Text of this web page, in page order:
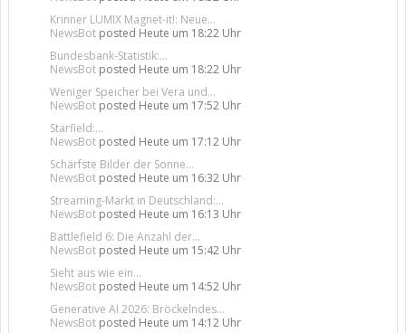
Krinner LUMIX Magnet-it!: Neue...
NewsBot posted Heute um 18:22 Uhr
Bundesbank-Statistik:...
NewsBot posted Heute um 18:22 Uhr
Weniger Speicher bei Vera und...
NewsBot posted Heute um 17:52 Uhr
Starfield:...
NewsBot posted Heute um 17:12 Uhr
Schärfste Bilder der Sonne...
NewsBot posted Heute um 16:32 Uhr
Streaming-Markt in Deutschland:...
NewsBot posted Heute um 16:13 Uhr
Battlefield 6: Die Anzahl der...
NewsBot posted Heute um 15:42 Uhr
Sieht aus wie ein...
NewsBot posted Heute um 14:52 Uhr
Generative AI 2026: Bröckelndes...
NewsBot posted Heute um 14:12 Uhr